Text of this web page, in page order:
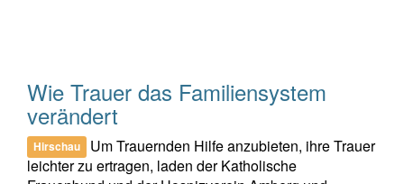
Wie Trauer das Familiensystem
verändert
Hirschau
Um Trauernden Hilfe anzubieten, ihre Trauer
leichter zu ertragen, laden der Katholische